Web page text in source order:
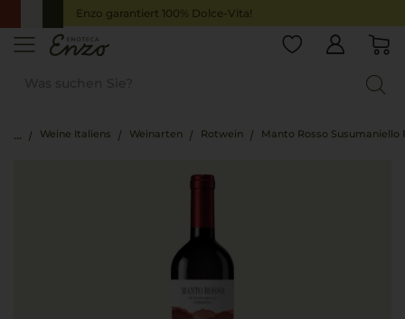
Enzo garantiert 100% Dolce-Vita!
Weine Italiens Weinarten Rotwein Manto Rosso Susumaniello